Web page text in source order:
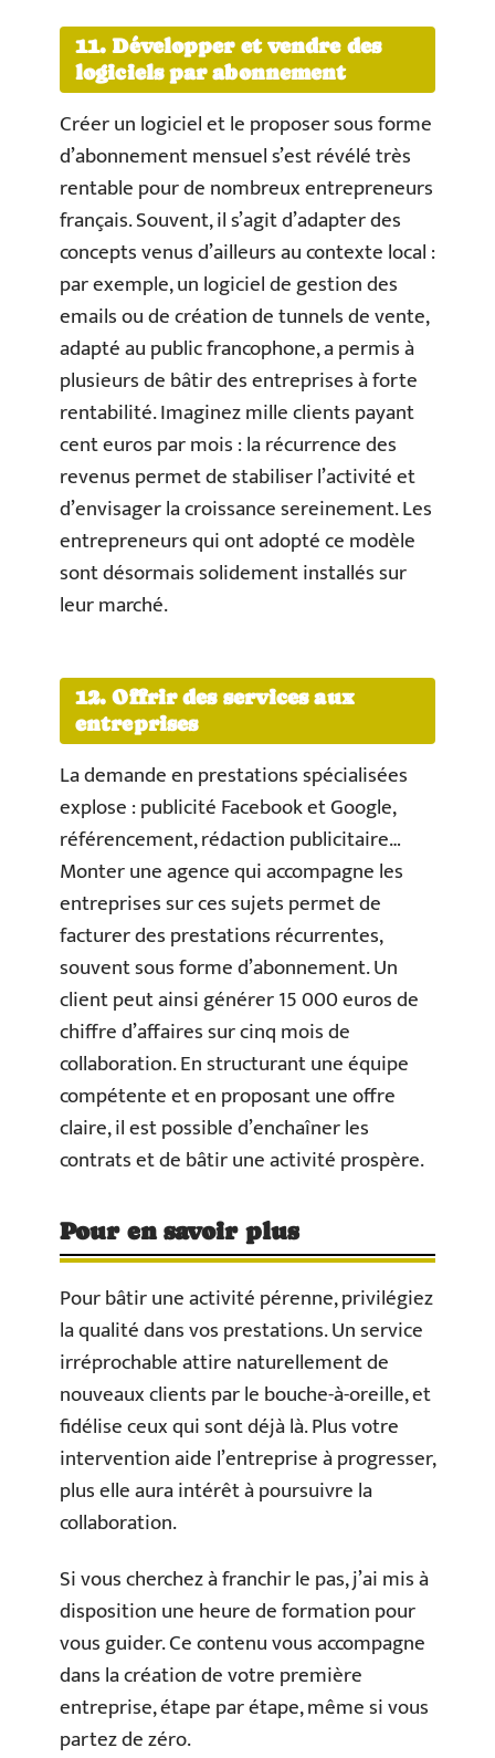
11. Développer et vendre des
logiciels par abonnement
Créer un logiciel et le proposer sous forme
d’abonnement mensuel s’est révélé très
rentable pour de nombreux entrepreneurs
français. Souvent, il s’agit d’adapter des
concepts venus d’ailleurs au contexte local :
par exemple, un logiciel de gestion des
emails ou de création de tunnels de vente,
adapté au public francophone, a permis à
plusieurs de bâtir des entreprises à forte
rentabilité. Imaginez mille clients payant
cent euros par mois : la récurrence des
revenus permet de stabiliser l’activité et
d’envisager la croissance sereinement. Les
entrepreneurs qui ont adopté ce modèle
sont désormais solidement installés sur
leur marché.
12. Offrir des services aux
entreprises
La demande en prestations spécialisées
explose : publicité Facebook et Google,
référencement, rédaction publicitaire…
Monter une agence qui accompagne les
entreprises sur ces sujets permet de
facturer des prestations récurrentes,
souvent sous forme d’abonnement. Un
client peut ainsi générer 15 000 euros de
chiffre d’affaires sur cinq mois de
collaboration. En structurant une équipe
compétente et en proposant une offre
claire, il est possible d’enchaîner les
contrats et de bâtir une activité prospère.
Pour en savoir plus
Pour bâtir une activité pérenne, privilégiez
la qualité dans vos prestations. Un service
irréprochable attire naturellement de
nouveaux clients par le bouche-à-oreille, et
fidélise ceux qui sont déjà là. Plus votre
intervention aide l’entreprise à progresser,
plus elle aura intérêt à poursuivre la
collaboration.
Si vous cherchez à franchir le pas, j’ai mis à
disposition une heure de formation pour
vous guider. Ce contenu vous accompagne
dans la création de votre première
entreprise, étape par étape, même si vous
partez de zéro.